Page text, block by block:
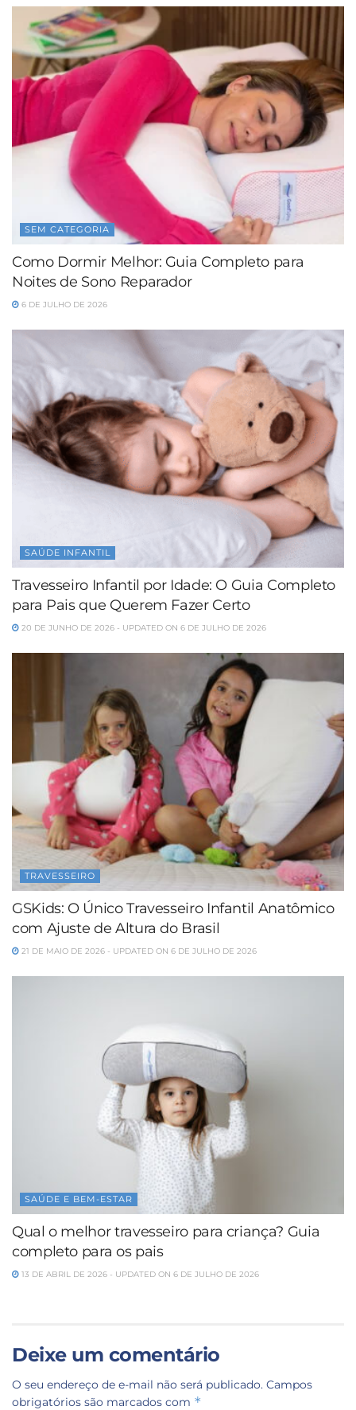
SEM CATEGORIA
Como Dormir Melhor: Guia Completo para
Noites de Sono Reparador
6 DE JULHO DE 2026
SAÚDE INFANTIL
Travesseiro Infantil por Idade: O Guia Completo
para Pais que Querem Fazer Certo
20 DE JUNHO DE 2026 - UPDATED ON 6 DE JULHO DE 2026
TRAVESSEIRO
GSKids: O Único Travesseiro Infantil Anatômico
com Ajuste de Altura do Brasil
21 DE MAIO DE 2026 - UPDATED ON 6 DE JULHO DE 2026
SAÚDE E BEM-ESTAR
Qual o melhor travesseiro para criança? Guia
completo para os pais
13 DE ABRIL DE 2026 - UPDATED ON 6 DE JULHO DE 2026
Deixe um comentário
O seu endereço de e-mail não será publicado. Campos
obrigatórios são marcados com *